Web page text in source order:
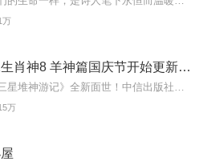
万
小猪屏蓬十二生肖神8 羊神篇国庆节开始更新啦！
万